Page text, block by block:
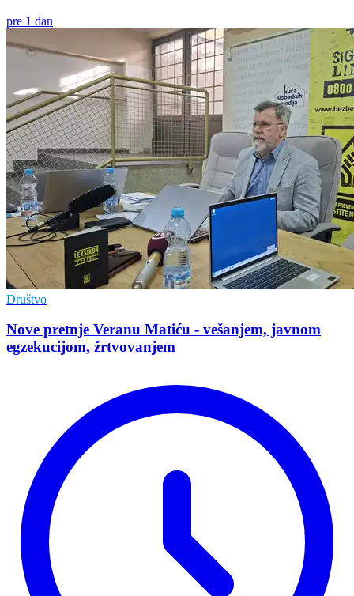
pre 1 dan
Društvo
Nove pretnje Veranu Matiću - vešanjem, javnom
egzekucijom, žrtvovanjem